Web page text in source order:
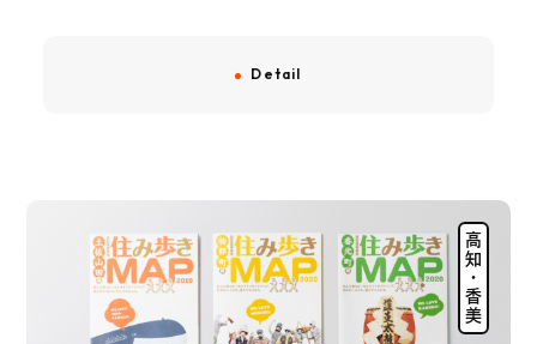
Detail
高知・香美